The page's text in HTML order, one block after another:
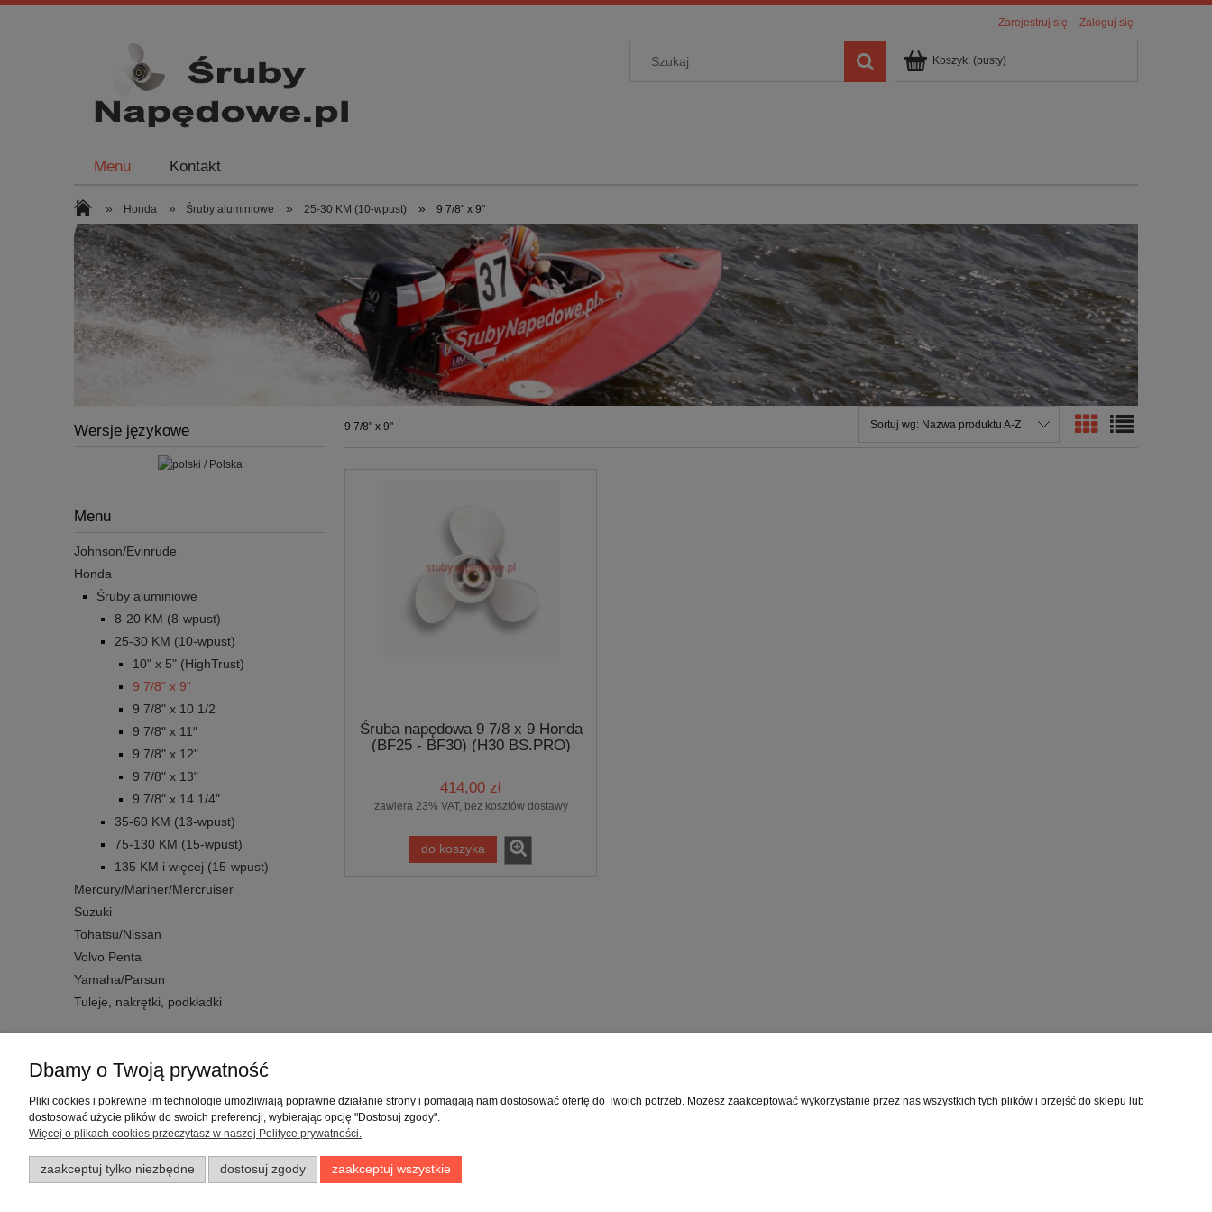
Zarejestruj się Zaloguj się
Koszyk: (pusty)
Menu Kontakt
» Honda » Śruby aluminiowe » 25-30 KM (10-wpust) » 9 7/8" x 9"
Wersje językowe
Menu
Johnson/Evinrude
Honda
Śruby aluminiowe
8-20 KM (8-wpust)
25-30 KM (10-wpust)
10" x 5" (HighTrust)
9 7/8" x 9"
9 7/8" x 10 1/2
9 7/8" x 11"
9 7/8" x 12"
9 7/8" x 13"
9 7/8" x 14 1/4"
35-60 KM (13-wpust)
75-130 KM (15-wpust)
135 KM i więcej (15-wpust)
Mercury/Mariner/Mercruiser
Suzuki
Tohatsu/Nissan
Volvo Penta
Yamaha/Parsun
Tuleje, nakrętki, podkładki
9 7/8" x 9" Sortuj wg: Nazwa produktu A-Z
Śruba napędowa 9 7/8 x 9 Honda
(BF25 - BF30) (H30 BS.PRO)
414,00 zł
zawiera 23% VAT, bez kosztów dostawy
do koszyka
Regulaminy
Zwroty i reklamacje
Przechowalnia
Informacje o sklepie
Dbamy o Twoją prywatność
Pliki cookies i pokrewne im technologie umożliwiają poprawne działanie strony i pomagają nam dostosować ofertę do Twoich potrzeb. Możesz zaakceptować wykorzystanie przez nas wszystkich tych plików i przejść do sklepu lub
dostosować użycie plików do swoich preferencji, wybierając opcję "Dostosuj zgody".
Więcej o plikach cookies przeczytasz w naszej Polityce prywatności.
zaakceptuj tylko niezbędne dostosuj zgody zaakceptuj wszystkie